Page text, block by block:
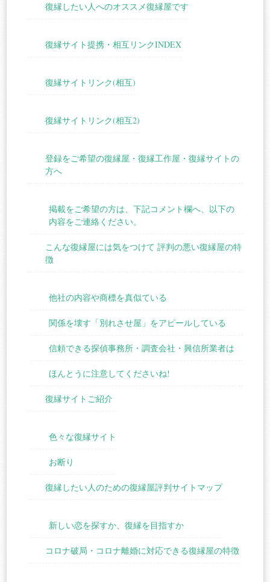
復縁したい人へのオススメ復縁屋です
復縁サイト提携・相互リンクINDEX
復縁サイトリンク(相互)
復縁サイトリンク(相互2)
登録をご希望の復縁屋・復縁工作屋・復縁サイトの
方へ
掲載をご希望の方は、下記コメント欄へ、以下の
内容をご連絡ください。
こんな復縁屋には気をつけて 評判の悪い復縁屋の特
徴
他社の内容や商標を真似ている
関係を壊す「別れさせ屋」をアピールしている
信頼できる探偵事務所・調査会社・興信所業者は
ほんとうに注意してくださいね!
復縁サイトご紹介
色々な復縁サイト
お断り
復縁したい人のための復縁屋評判サイトマップ
新しい恋を探すか、復縁を目指すか
コロナ破局・コロナ離婚に対応できる復縁屋の特徴